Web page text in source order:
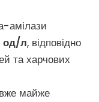
амілази
од/л, відповідно
та харчових
майже